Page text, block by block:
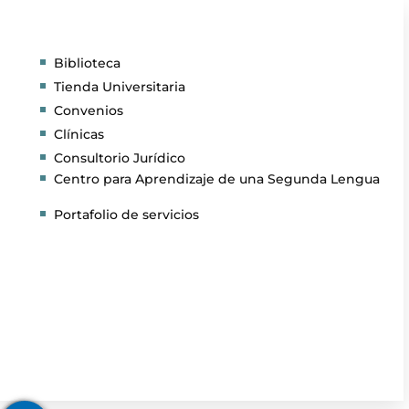
Biblioteca
Tienda Universitaria
Convenios
Clínicas
Consultorio Jurídico
Centro para Aprendizaje de una Segunda Lengua
Portafolio de servicios